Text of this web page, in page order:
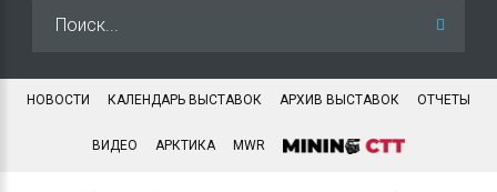
НОВОСТИ КАЛЕНДАРЬ ВЫСТАВОК АРХИВ ВЫСТАВОК ОТЧЕТЫ
ВИДЕО АРКТИКА MWR